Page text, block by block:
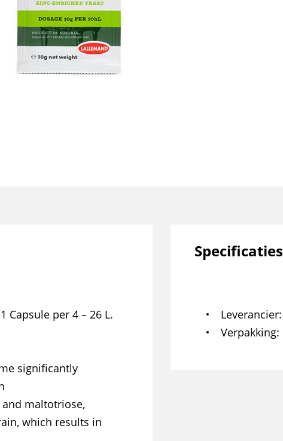
Capsule per 4 – 26 L.
significantly
maltotriose,
which results in
Specificaties
Leverancier
Verpakking